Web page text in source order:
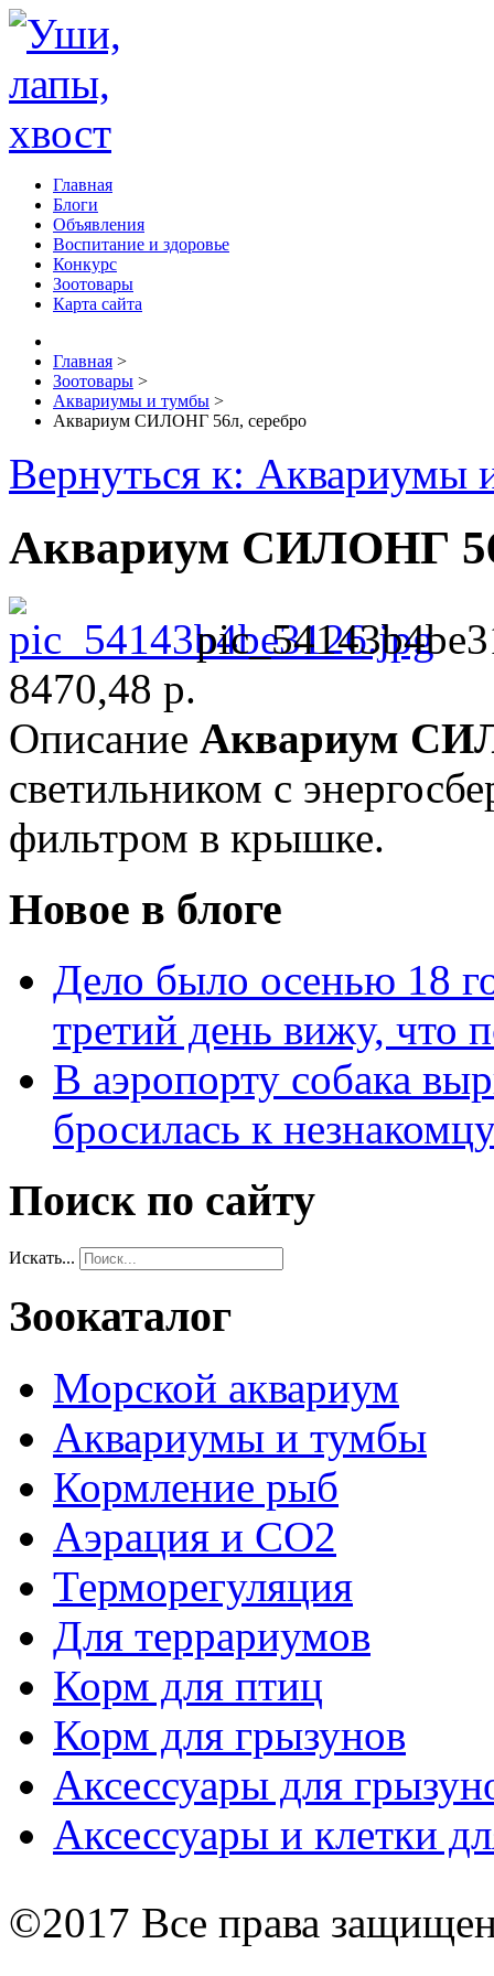
Главная
Блоги
Объявления
Воспитание и здоровье
Конкурс
Зоотовары
Карта сайта
Главная >
Зоотовары >
Аквариумы и тумбы >
Аквариум СИЛОНГ 56л, серебро
Вернуться к: Аквариумы
Аквариум СИЛОНГ
8470,48 р.
Описание Аквариум
светильником с
фильтром в крышке.
Новое в блоге
Дело было осенью 18
третий день вижу, что
В аэропорту собака
бросилась к
Поиск по сайту
Искать...
Зоокаталог
Морской аквариум
Аквариумы и тумбы
Кормление рыб
Аэрация и СО2
Терморегуляция
Для террариумов
Корм для птиц
Корм для грызунов
Аксессуары для
Аксессуары и клетки
©2017 Все права